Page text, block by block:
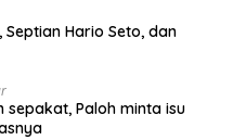
Septian Hario Seto, dan
Paloh minta isu